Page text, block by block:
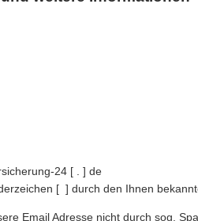
24 [ . ] de
[ ] durch den Ihnen
Email Adresse nicht durch sog.